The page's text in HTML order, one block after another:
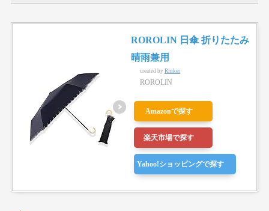
ROROLIN 日傘 折りたたみ
晴雨兼用
created by Rinker
ROROLIN
Amazonで探す
楽天市場で探す
Yahoo!ショッピングで探す